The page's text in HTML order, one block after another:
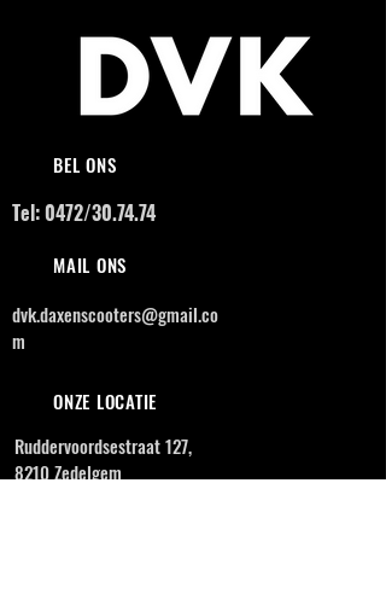
BEL ONS
Tel: 0472/30.74.74
MAIL ONS
dvk.daxenscooters@gmail.co
m
ONZE LOCATIE
Ruddervoordsestraat 127,
8210 Zedelgem